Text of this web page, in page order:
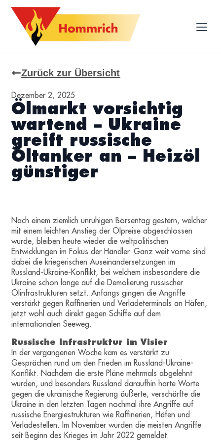
Zurück zur Übersicht
Dezember 2, 2025
Ölmarkt vorsichtig
wartend – Ukraine
greift russische
Öltanker an – Heizöl
günstiger
Nach einem ziemlich unruhigen Börsentag gestern, welcher
mit einem leichten Anstieg der Ölpreise abgeschlossen
wurde, bleiben heute wieder die weltpolitischen
Entwicklungen im Fokus der Händler. Ganz weit vorne sind
dabei die kriegerischen Auseinandersetzungen im
Russland-Ukraine-Konflikt, bei welchem insbesondere die
Ukraine schon lange auf die Demolierung russischer
Ölinfrastrukturen setzt. Anfangs gingen die Angriffe
verstärkt gegen Raffinerien und Verladeterminals an Häfen,
jetzt wohl auch direkt gegen Schiffe auf dem
internationalen Seeweg.
Russische Infrastruktur im Visier
In der vergangenen Woche kam es verstärkt zu
Gesprächen rund um den Frieden im Russland-Ukraine-
Konflikt. Nachdem die erste Pläne mehrmals abgelehnt
wurden, und besonders Russland daraufhin harte Worte
gegen die ukrainische Regierung äußerte, verschärfte die
Ukraine in den letzten Tagen nochmal ihre Angriffe auf
russische Energiestrukturen wie Raffinerien, Häfen und
Verladestellen. Im November wurden die meisten Angriffe
seit Beginn des Krieges im Jahr 2022 gemeldet.